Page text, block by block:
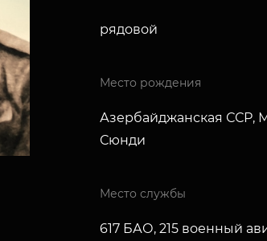
рядовой
Место рождения
Азербайджанская ССР,
Сюнди
Место службы
617 БАО, 215 военный